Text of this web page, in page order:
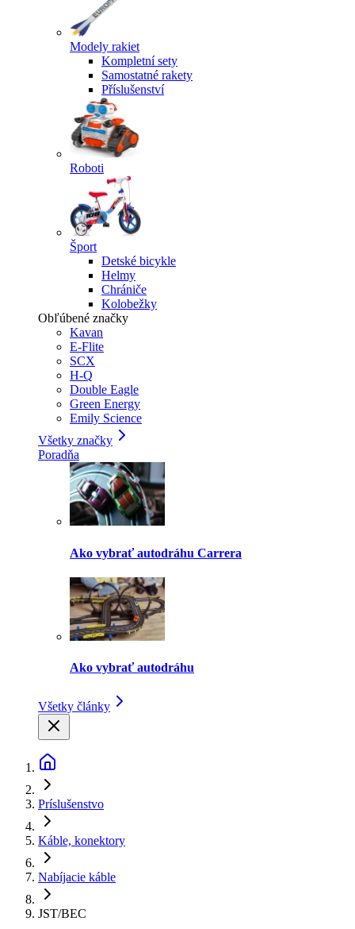
Modely rakiet
Kompletní sety
Samostatné rakety
Příslušenství
Roboti
Šport
Detské bicykle
Helmy
Chrániče
Kolobežky
Obľúbené značky
Kavan
E-Flite
SCX
H-Q
Double Eagle
Green Energy
Emily Science
Všetky značky
Poradňa
Ako vybrať autodráhu Carrera
Ako vybrať autodráhu
Všetky články
Príslušenstvo
Káble, konektory
Nabíjacie káble
JST/BEC